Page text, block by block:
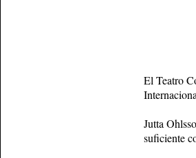
El Teatro
Jutta
suficiente